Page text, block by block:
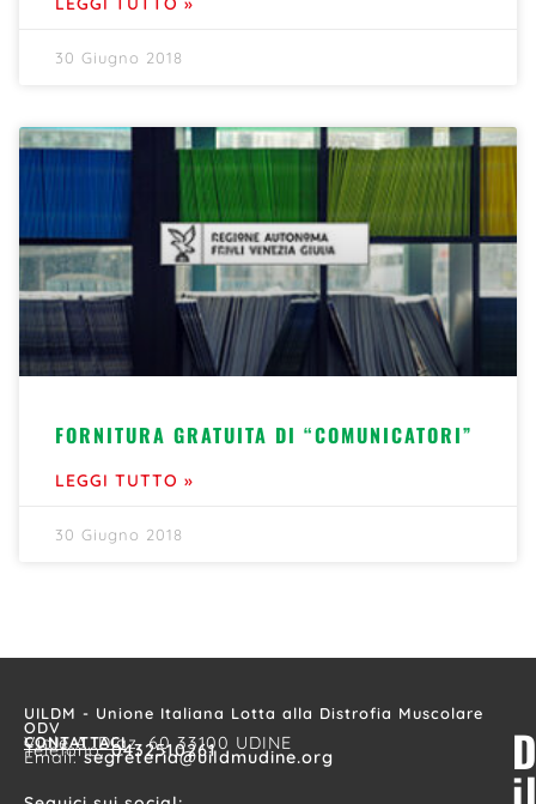
30 Giugno 2018
FORNITURA GRATUITA DI “COMUNICATORI”
LEGGI TUTTO »
30 Giugno 2018
UILDM - Unione Italiana Lotta alla Distrofia Muscolare
ODV
CONTATTACI
Viale A. Diaz, 60 33100 UDINE
Telefono:0432510261
Email:segreteria@uildmudine.org